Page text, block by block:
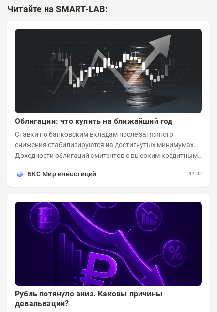
Читайте на SMART-LAB:
Облигации: что купить на ближайший год
Ставки по банковским вкладам после затяжного
снижения стабилизируются на достигнутых минимумах.
Доходности облигаций эмитентов с высоким кредитным
БКС Мир инвестиций
14:33
Рубль потянуло вниз. Каковы причины
девальвации?